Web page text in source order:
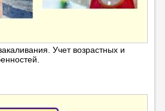
Учет возрастных и